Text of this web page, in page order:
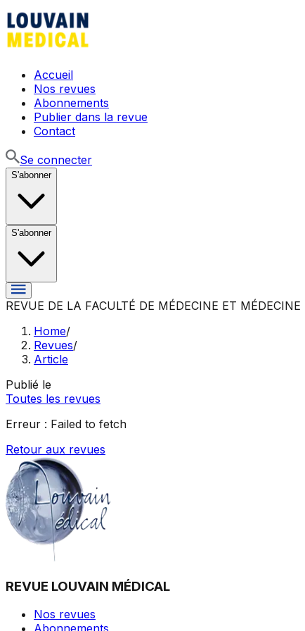
Accueil
Nos revues
Abonnements
Publier dans la revue
Contact
Se connecter
S'abonner
S'abonner
REVUE DE LA FACULTÉ DE MÉDECINE ET MÉDECINE
Home/
Revues/
Article
Publié le
Toutes les revues
Erreur : Failed to fetch
Retour aux revues
REVUE LOUVAIN MÉDICAL
Nos revues